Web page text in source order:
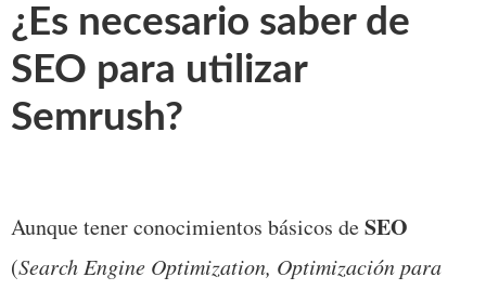
¿Es necesario saber de
SEO para utilizar
Semrush?
Aunque tener conocimientos básicos de SEO
(Search Engine Optimization, Optimización para